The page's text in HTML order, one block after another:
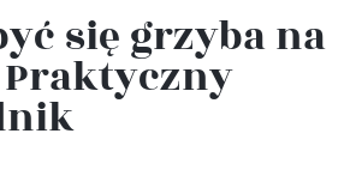
się grzyba na